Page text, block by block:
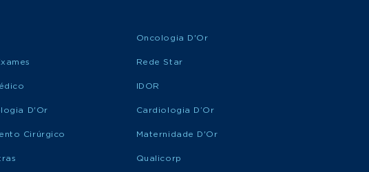
D'Or
Cirúrgico
Oncologia D'Or
Rede Star
IDOR
Cardiologia D’Or
Maternidade D'Or
Qualicorp